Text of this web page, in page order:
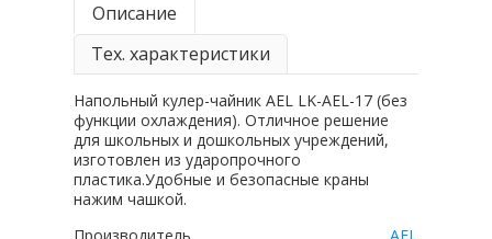
Описание
Тех. характеристики
Напольный кулер-чайник AEL LK-AEL-17 (без
функции охлаждения). Отличное решение
для школьных и дошкольных учреждений,
изготовлен из ударопрочного
пластика.Удобные и безопасные краны
нажим чашкой.